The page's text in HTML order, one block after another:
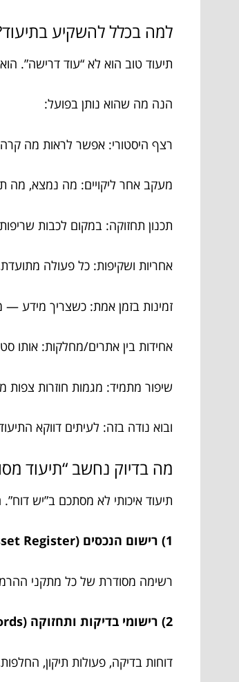
למה בכלל להשקיע בתיעוד? 7 סיבות שמרגישות כמו “ברור”, עד שמגיע יום חמישי ב-
תיעוד טוב הוא לא “עוד דרישה”.
הנה מה שהוא נותן בפועל:
רצף היסטורי: אפשר לראות מה
מעקב אחר ליקויים: מה נמצא, מה
תכנון תחזוקה: במקום לכבות
אחריות ושקיפות: כל פעולה
זמינות בזמן אמת: כשצריך מידע —
אחידות בין אתרים/מחלקות: אותו
שיפור מתמיד: מגמות חוזרות
ובוא נודה בזה: לעיתים דווקא
מה בדיוק נחשב “תיעוד מסודר”? 3 שכבות
תיעוד איכותי לא מסתכם ב”יש
1) רישום הנכסים (Asset Register)
רשימה מסודרת של כל מתקני
2) רישומי בדיקות ותחזוקה (Inspection & Maintenance Records)
דוחות בדיקה, פעולות תיקון,